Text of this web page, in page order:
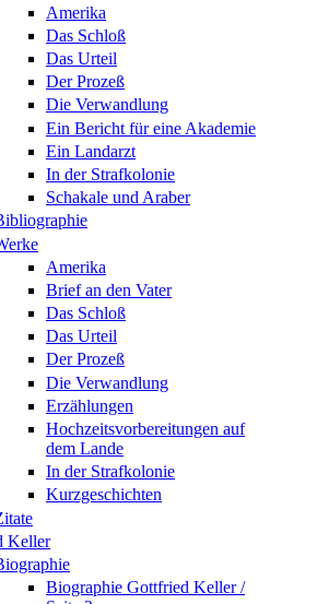
Amerika
Das Schloß
Das Urteil
Der Prozeß
Die Verwandlung
Ein Bericht für eine Akademie
Ein Landarzt
In der Strafkolonie
Schakale und Araber
Amerika
Brief an den Vater
Das Schloß
Das Urteil
Der Prozeß
Die Verwandlung
Erzählungen
Hochzeitsvorbereitungen auf
dem Lande
In der Strafkolonie
Kurzgeschichten
Keller
Biographie Gottfried Keller /